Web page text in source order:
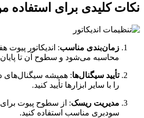
نکات کلیدی برای استفاده
زمان‌بندی مناسب: اندیکاتور پیوت
محاسبه می‌شود و سطوح آن تا پایان
تأیید سیگنال‌ها: همیشه سیگنال‌های
را با سایر ابزارها تأیید کنید.
مدیریت ریسک: از سطوح پیوت برای
سودبری مناسب استفاده کنید.